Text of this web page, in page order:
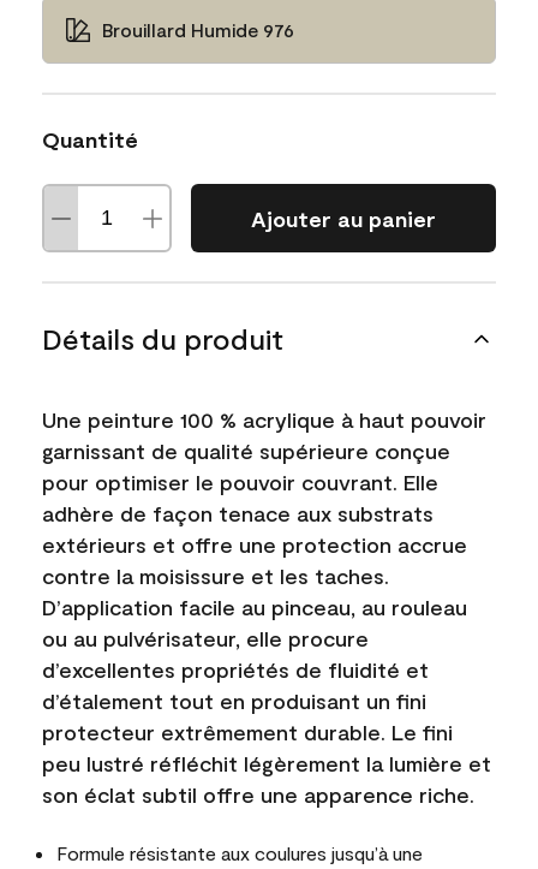
Brouillard Humide 976
Quantité
Ajouter au panier
Détails du produit
Une peinture 100 % acrylique à haut pouvoir
garnissant de qualité supérieure conçue
pour optimiser le pouvoir couvrant. Elle
adhère de façon tenace aux substrats
extérieurs et offre une protection accrue
contre la moisissure et les taches.
D’application facile au pinceau, au rouleau
ou au pulvérisateur, elle procure
d’excellentes propriétés de fluidité et
d’étalement tout en produisant un fini
protecteur extrêmement durable. Le fini
peu lustré réfléchit légèrement la lumière et
son éclat subtil offre une apparence riche.
Formule résistante aux coulures jusqu’à une